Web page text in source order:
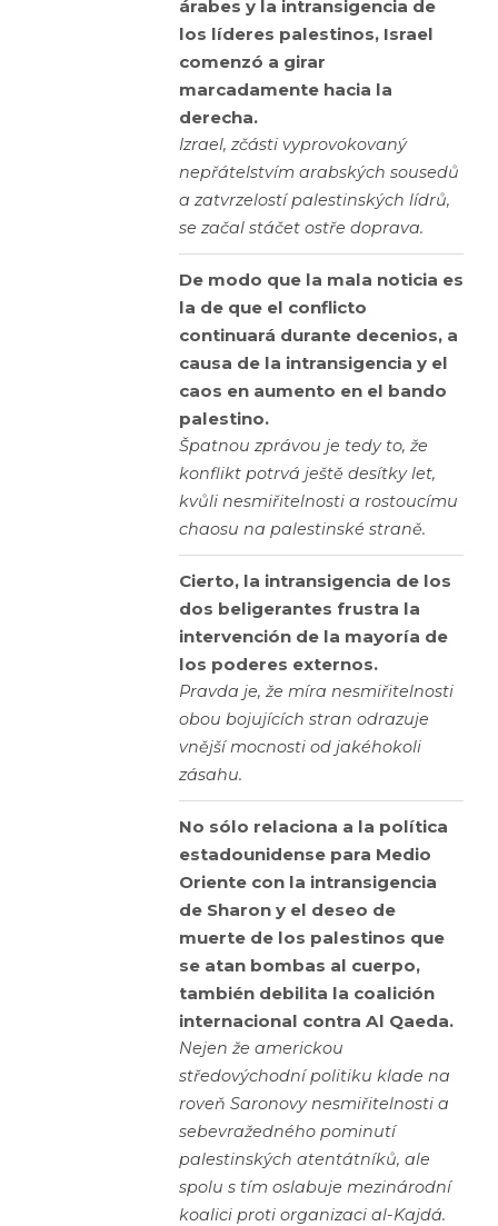
árabes y la intransigencia de
los líderes palestinos, Israel
comenzó a girar
marcadamente hacia la
derecha.
Izrael, zčásti vyprovokovaný
nepřátelstvím arabských sousedů
a zatvrzelostí palestinských lídrů,
se začal stáčet ostře doprava.
De modo que la mala noticia es
la de que el conflicto
continuará durante decenios, a
causa de la intransigencia y el
caos en aumento en el bando
palestino.
Špatnou zprávou je tedy to, že
konflikt potrvá ještě desítky let,
kvůli nesmiřitelnosti a rostoucímu
chaosu na palestinské straně.
Cierto, la intransigencia de los
dos beligerantes frustra la
intervención de la mayoría de
los poderes externos.
Pravda je, že míra nesmiřitelnosti
obou bojujících stran odrazuje
vnější mocnosti od jakéhokoli
zásahu.
No sólo relaciona a la política
estadounidense para Medio
Oriente con la intransigencia
de Sharon y el deseo de
muerte de los palestinos que
se atan bombas al cuerpo,
también debilita la coalición
internacional contra Al Qaeda.
Nejen že americkou
středovýchodní politiku klade na
roveň Saronovy nesmiřitelnosti a
sebevražedného pominutí
palestinských atentátníků, ale
spolu s tím oslabuje mezinárodní
koalici proti organizaci al-Kajdá.